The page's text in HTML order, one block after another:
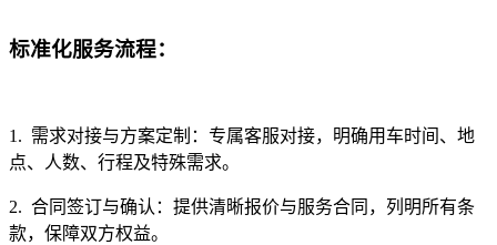
标准化服务流程：
1. 需求对接与方案定制：专属客服对接，明确用车时间、地
点、人数、行程及特殊需求。
2. 合同签订与确认：提供清晰报价与服务合同，列明所有条
款，保障双方权益。